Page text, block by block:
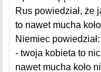
Rus powiedział, że
to nawet mucha
Niemiec powiedział:
- twoja kobieta to
nawet mucha koło